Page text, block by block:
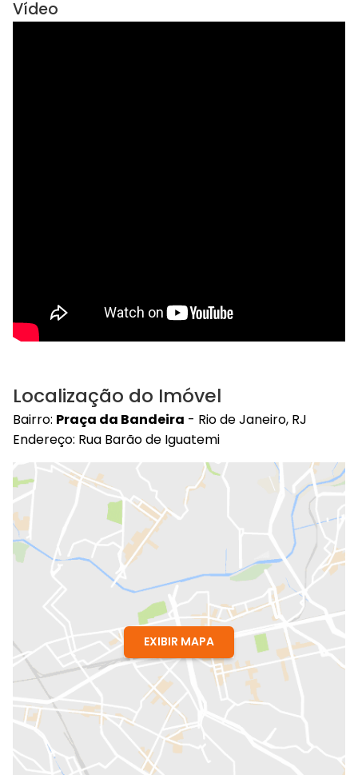
Vídeo
Localização do Imóvel
Bairro: Praça da Bandeira - Rio de Janeiro, RJ
Endereço: Rua Barão de Iguatemi
EXIBIR MAPA